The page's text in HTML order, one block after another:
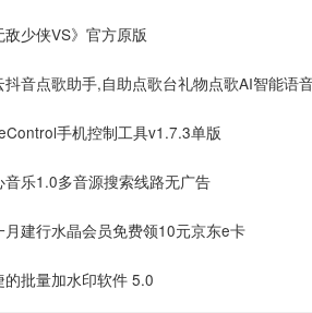
少侠VS》官方原版
音点歌助手,自助点歌台礼物点歌AI智能语
手机控制工具v1.7.3单版
乐1.0多音源搜索线路无广告
建行水晶会员免费领10元京东e卡
批量加水印软件 5.0